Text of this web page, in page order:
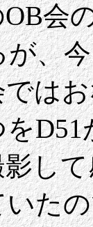
会
、
は
し
た